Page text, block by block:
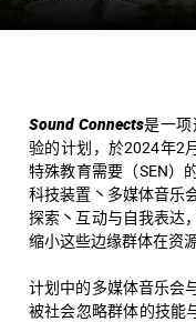
Sound Connects是一
验的计划，於2024年2
特殊教育需要（SEN）
科技装置丶多媒体音乐
探索丶互动与自我表达
缩小这些边缘群体在资
计划中的多媒体音乐会
被社会忽略群体的技能